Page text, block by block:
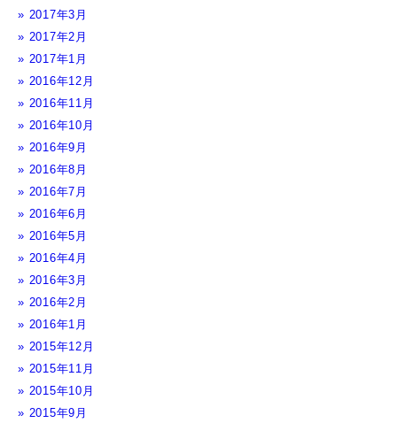
2017年3月
2017年2月
2017年1月
2016年12月
2016年11月
2016年10月
2016年9月
2016年8月
2016年7月
2016年6月
2016年5月
2016年4月
2016年3月
2016年2月
2016年1月
2015年12月
2015年11月
2015年10月
2015年9月